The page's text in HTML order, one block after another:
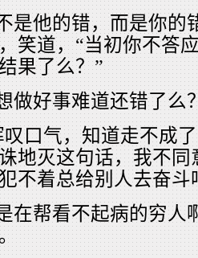
是他的错，而是你的
笑道，“当初你不答
果了么？”
做好事难道还错了么
叹口气，知道走不成
地灭这句话，我不
不着总给别人去奋斗
在帮看不起病的穷人